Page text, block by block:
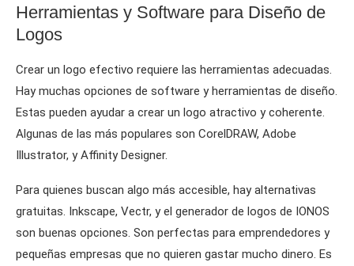
Herramientas y Software para Diseño de
Logos
Crear un logo efectivo requiere las herramientas adecuadas.
Hay muchas opciones de software y herramientas de diseño.
Estas pueden ayudar a crear un logo atractivo y coherente.
Algunas de las más populares son CorelDRAW, Adobe
Illustrator, y Affinity Designer.
Para quienes buscan algo más accesible, hay alternativas
gratuitas. Inkscape, Vectr, y el generador de logos de IONOS
son buenas opciones. Son perfectas para emprendedores y
pequeñas empresas que no quieren gastar mucho dinero. Es